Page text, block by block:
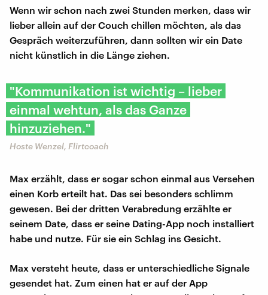
Wenn wir schon nach zwei Stunden merken, dass wir
lieber allein auf der Couch chillen möchten, als das
Gespräch weiterzuführen, dann sollten wir ein Date
nicht künstlich in die Länge ziehen.
"Kommunikation ist wichtig – lieber
einmal wehtun, als das Ganze
hinzuziehen."
Hoste Wenzel, Flirtcoach
Max erzählt, dass er sogar schon einmal aus Versehen
einen Korb erteilt hat. Das sei besonders schlimm
gewesen. Bei der dritten Verabredung erzählte er
seinem Date, dass er seine Dating-App noch installiert
habe und nutze. Für sie ein Schlag ins Gesicht.
Max versteht heute, dass er unterschiedliche Signale
gesendet hat. Zum einen hat er auf der App